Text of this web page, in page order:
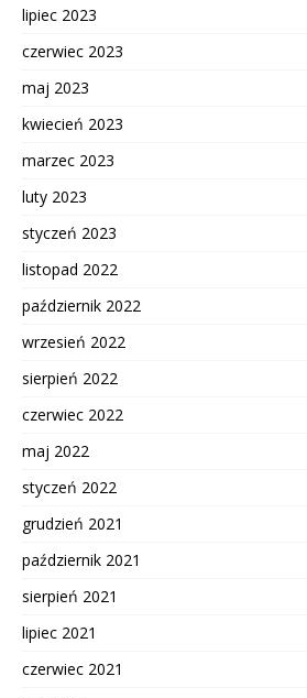
lipiec 2023
czerwiec 2023
maj 2023
kwiecień 2023
marzec 2023
luty 2023
styczeń 2023
listopad 2022
październik 2022
wrzesień 2022
sierpień 2022
czerwiec 2022
maj 2022
styczeń 2022
grudzień 2021
październik 2021
sierpień 2021
lipiec 2021
czerwiec 2021